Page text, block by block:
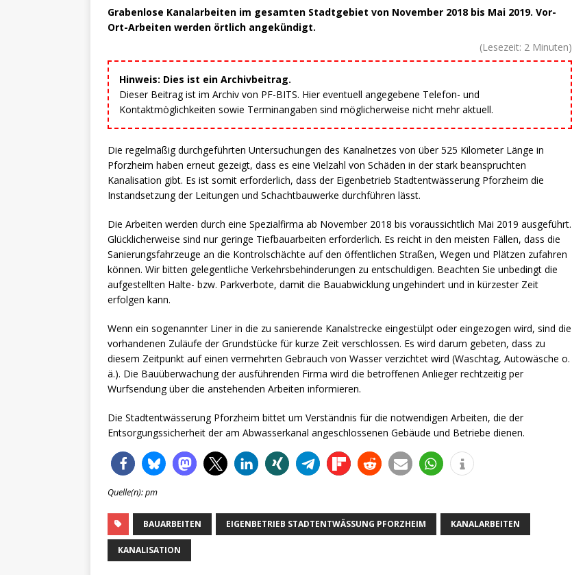
Grabenlose Kanalarbeiten im gesamten Stadtgebiet von November 2018 bis Mai 2019. Vor-
Ort-Arbeiten werden örtlich angekündigt.
(Lesezeit: 2 Minuten)
Hinweis: Dies ist ein Archivbeitrag.
Dieser Beitrag ist im Archiv von PF-BITS. Hier eventuell angegebene Telefon- und
Kontaktmöglichkeiten sowie Terminangaben sind möglicherweise nicht mehr aktuell.
Die regelmäßig durchgeführten Untersuchungen des Kanalnetzes von über 525 Kilometer Länge in
Pforzheim haben erneut gezeigt, dass es eine Vielzahl von Schäden in der stark beanspruchten
Kanalisation gibt. Es ist somit erforderlich, dass der Eigenbetrieb Stadtentwässerung Pforzheim die
Instandsetzung der Leitungen und Schachtbauwerke durchführen lässt.
Die Arbeiten werden durch eine Spezialfirma ab November 2018 bis voraussichtlich Mai 2019 ausgeführt.
Glücklicherweise sind nur geringe Tiefbauarbeiten erforderlich. Es reicht in den meisten Fällen, dass die
Sanierungsfahrzeuge an die Kontrolschächte auf den öffentlichen Straßen, Wegen und Plätzen zufahren
können. Wir bitten gelegentliche Verkehrsbehinderungen zu entschuldigen. Beachten Sie unbedingt die
aufgestellten Halte- bzw. Parkverbote, damit die Bauabwicklung ungehindert und in kürzester Zeit
erfolgen kann.
Wenn ein sogenannter Liner in die zu sanierende Kanalstrecke eingestülpt oder eingezogen wird, sind die
vorhandenen Zuläufe der Grundstücke für kurze Zeit verschlossen. Es wird darum gebeten, dass zu
diesem Zeitpunkt auf einen vermehrten Gebrauch von Wasser verzichtet wird (Waschtag, Autowäsche o.
ä.). Die Bauüberwachung der ausführenden Firma wird die betroffenen Anlieger rechtzeitig per
Wurfsendung über die anstehenden Arbeiten informieren.
Die Stadtentwässerung Pforzheim bittet um Verständnis für die notwendigen Arbeiten, die der
Entsorgungssicherheit der am Abwasserkanal angeschlossenen Gebäude und Betriebe dienen.
Quelle(n): pm
BAUARBEITEN EIGENBETRIEB STADTENTWÄSSUNG PFORZHEIM KANALARBEITEN
KANALISATION